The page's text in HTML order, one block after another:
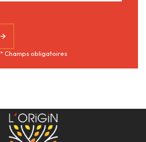
* Champs obligatoires